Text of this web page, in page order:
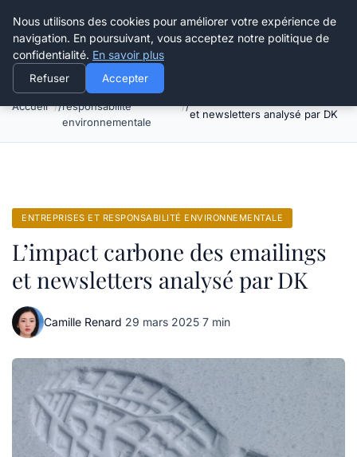
Happy Calyx Farmer
Accueil
Entreprises et
responsabilité
environnementale
et newsletters analysé par DK
ENTREPRISES ET RESPONSABILITÉ ENVIRONNEMENTALE
L’impact carbone des emailings
et newsletters analysé par DK
Camille Renard·29 mars 2025·7 min
Nous utilisons des cookies pour améliorer votre expérience de
navigation. En poursuivant, vous acceptez notre politique de
confidentialité. En savoir plus
Refuser Accepter